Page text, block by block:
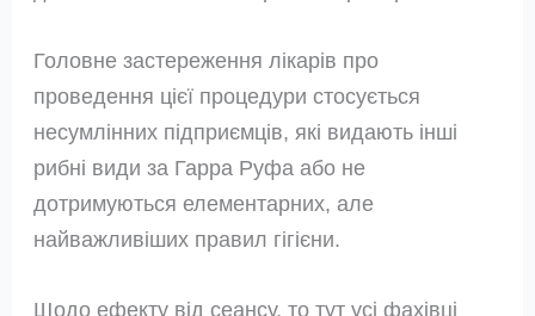
Головне застереження лікарів про
проведення цієї процедури стосується
несумлінних підприємців, які видають інші
рибні види за Гарра Руфа або не
дотримуються елементарних, але
найважливіших правил гігієни.
Щодо ефекту від сеансу, то тут усі фахівці